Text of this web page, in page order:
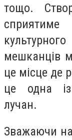
тощо.
мешканців
це місце де
це одна із
лучан.
Зважаючи на